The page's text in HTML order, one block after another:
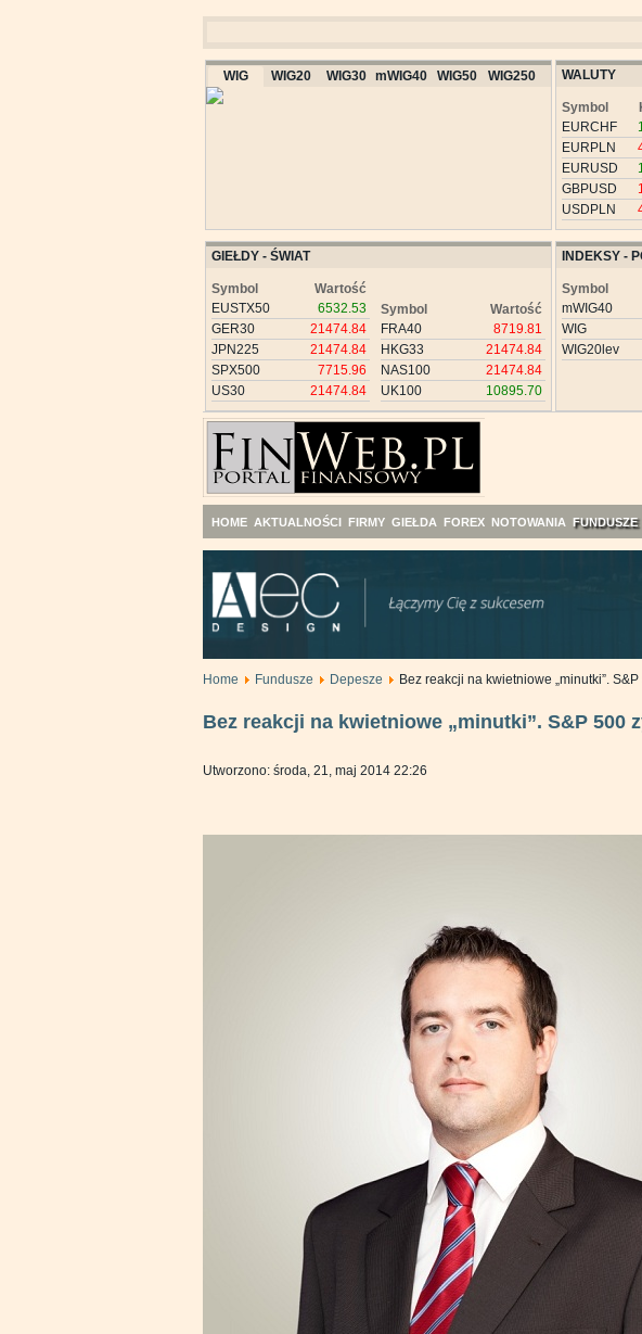
WIG WIG20 WIG30 mWIG40 WIG50 WIG250 WALUTY
Symbol
EURCHF
EURPLN
EURUSD
GBPUSD
USDPLN
GIEŁDY - ŚWIAT
Symbol
Wartość
EUSTX50
6532.53
GER30
21474.84
JPN225
21474.84
SPX500
7715.96
US30
21474.84
Symbol
Wartość
FRA40
8719.81
HKG33
21474.84
NAS100
21474.84
UK100
10895.70
INDEKSY -
Symbol
mWIG40
WIG
WIG20lev
HOME AKTUALNOŚCI FIRMY GIEŁDA FOREX NOTOWANIA FUNDUSZE
Home Fundusze Depesze Bez reakcji na kwietniowe „minutki”.
Bez reakcji na kwietniowe „minutki”. S&P 500
Utworzono: środa, 21, maj 2014 22:26